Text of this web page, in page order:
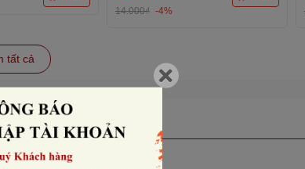
14.000₫ -4%
tất cả